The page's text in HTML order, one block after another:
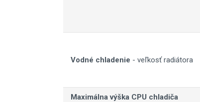
Vodné chladenie - veľkosť radiátora
Maximálna výška CPU chladiča